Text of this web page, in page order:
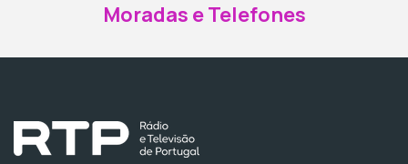
Moradas e Telefones